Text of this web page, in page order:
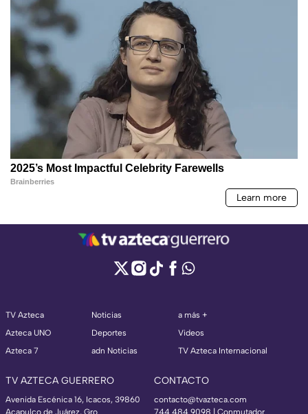
TV Azteca
Azteca UNO
Azteca 7
Noticias
Deportes
adn Noticias
a más +
Videos
TV Azteca Internacional
TV AZTECA GUERRERO
Avenida Escénica 16, Icacos, 39860
Acapulco de Juárez, Gro
CONTACTO
contacto@tvazteca.com
744 484 9098 | Conmutador